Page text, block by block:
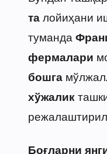
талойиҳани
туманда
фермалари
бошга
хўжалик
Боғларни